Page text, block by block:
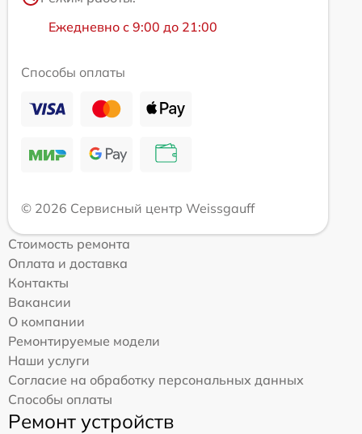
Ежедневно с 9:00 до 21:00
Способы оплаты
© 2026 Сервисный центр Weissgauff
Стоимость ремонта
Оплата и доставка
Контакты
Вакансии
О компании
Ремонтируемые модели
Наши услуги
Согласие на обработку персональных данных
Способы оплаты
Ремонт устройств